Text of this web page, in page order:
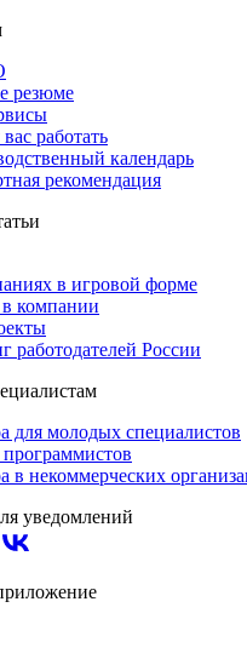
резюме
работать
календарь
рекомендация
в игровой форме
компании
работодателей России
для молодых специалистов
в некоммерческих
уведомлений